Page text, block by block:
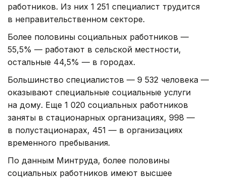
работников. Из них 1 251 специалист трудится
в неправительственном секторе.
Более половины социальных работников —
55,5% — работают в сельской местности,
остальные 44,5% — в городах.
Большинство специалистов — 9 532 человека —
оказывают специальные социальные услуги
на дому. Еще 1 020 социальных работников
заняты в стационарных организациях, 998 —
в полустационарах, 451 — в организациях
временного пребывания.
По данным Минтруда, более половины
социальных работников имеют высшее